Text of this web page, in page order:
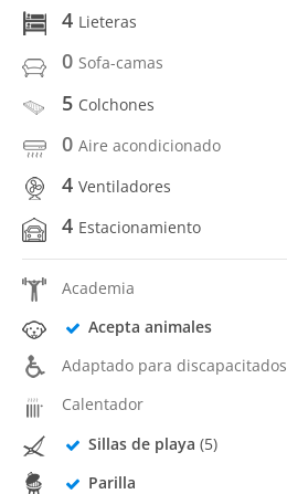
4 Lieteras
0 Sofa-camas
5 Colchones
0 Aire acondicionado
4 Ventiladores
4 Estacionamiento
Academia
Acepta animales
Adaptado para discapacitados
Calentador
Sillas de playa (5)
Parilla